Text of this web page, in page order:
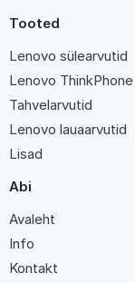
Tooted
Lenovo sülearvutid
Lenovo ThinkPhone
Tahvelarvutid
Lenovo lauaarvutid
Lisad
Abi
Avaleht
Info
Kontakt